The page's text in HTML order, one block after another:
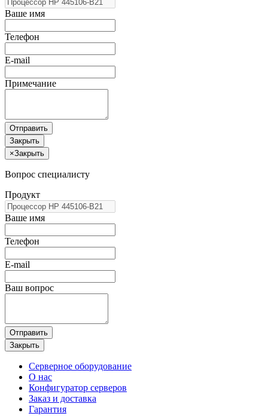
Ваше имя
Телефон
E-mail
Примечание
Отправить
Закрыть
×Закрыть
Вопрос специалисту
Продукт
Ваше имя
Телефон
E-mail
Ваш вопрос
Отправить
Закрыть
Серверное оборудование
О нас
Конфигуратор серверов
Заказ и доставка
Гарантия